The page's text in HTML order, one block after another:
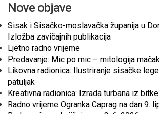
Nove objave
Sisak i Sisačko-moslavačka županija u
Izložba zavičajnih publikacija
Ljetno radno vrijeme
Predavanje: Mic po mic – mitologija
Likovna radionica: Ilustriranje sisačke
patuljak
Kreativna radionica: Izrada turbana iz
Radno vrijeme Ogranka Caprag na dan 9.